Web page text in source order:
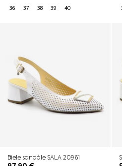
36 37 38 39 40
Biele sandále SALA 20961